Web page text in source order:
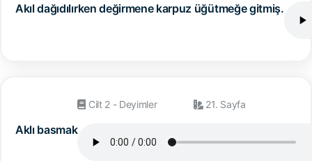
Akıl dağıdılırken değirmene karpuz üğütmeğe gitmiş.
Aklı basmak
Cilt 2 - Deyimler 21. Sayfa